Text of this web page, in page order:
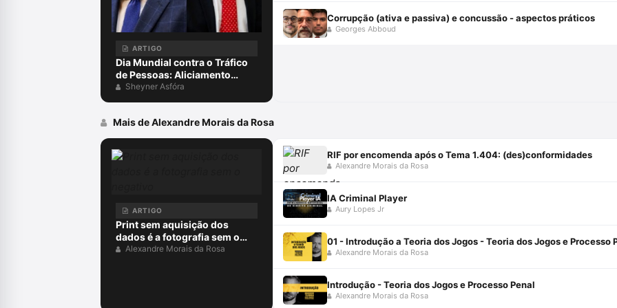
ARTIGO
Dia Mundial contra o Tráfico
de Pessoas: Aliciamento
digital, aprisionamento e
o papel da advocacia criminal
Sheyner Asfóra
Corrupção (ativa e passiva) e concussão - aspectos práticos
Georges Abboud
Mais de Alexandre Morais da Rosa
ARTIGO
Print sem aquisição dos
dados é a fotografia sem o
negativo
Alexandre Morais da Rosa
RIF por encomenda após o Tema 1.404: (des)conformidades
Alexandre Morais da Rosa
IA Criminal Player
Aury Lopes Jr
01 - Introdução a Teoria dos Jogos - Teoria dos Jogos e Processo
Alexandre Morais da Rosa
Introdução - Teoria dos Jogos e Processo Penal
Alexandre Morais da Rosa